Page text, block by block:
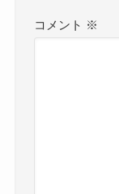
コメント ※